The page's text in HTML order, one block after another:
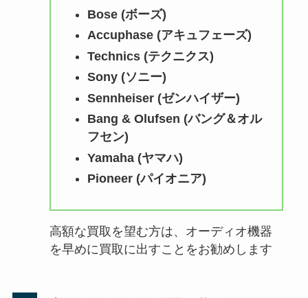
Bose (ボーズ)
Accuphase (アキュフェーズ)
Technics (テクニクス)
Sony (ソニー)
Sennheiser (ゼンハイザー)
Bang & Olufsen (バング＆オル
フセン)
Yamaha (ヤマハ)
Pioneer (パイオニア)
高額な買取を望む方は、オーディオ機器
を早めに買取に出すことをお勧めします